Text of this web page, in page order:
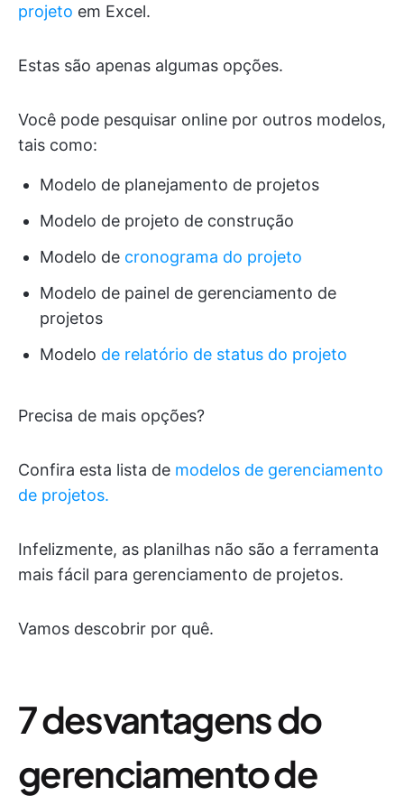
projeto em Excel.
Estas são apenas algumas opções.
Você pode pesquisar online por outros modelos,
tais como:
Modelo de planejamento de projetos
Modelo de projeto de construção
Modelo de cronograma do projeto
Modelo de painel de gerenciamento de
projetos
Modelo de relatório de status do projeto
Precisa de mais opções?
Confira esta lista de modelos de gerenciamento
de projetos.
Infelizmente, as planilhas não são a ferramenta
mais fácil para gerenciamento de projetos.
Vamos descobrir por quê.
7 desvantagens do
gerenciamento de